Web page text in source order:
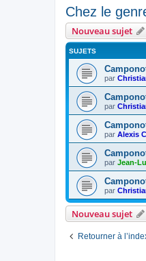
Chez le
Nouveau sujet
SUJETS
par
par
par Alexis
par Jean-
par
Nouveau sujet
Retourner à